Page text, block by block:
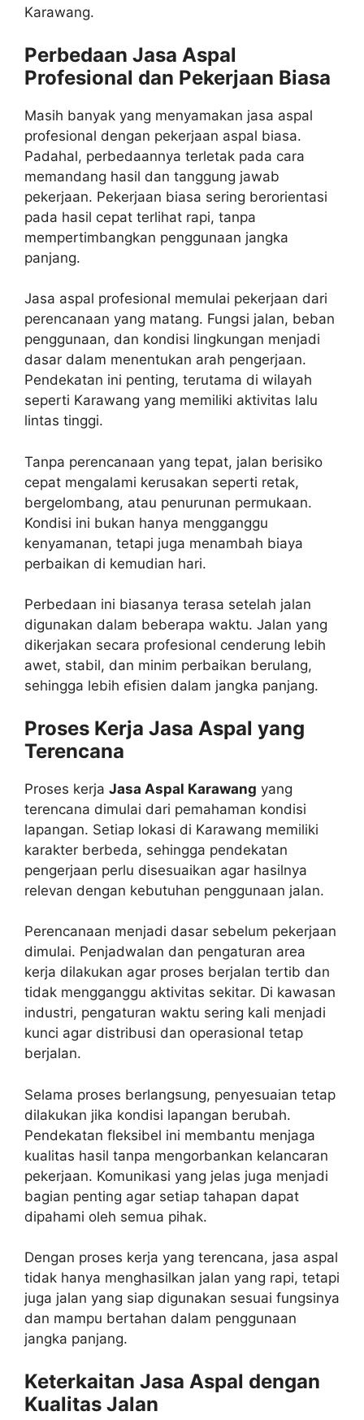
Karawang.
Perbedaan Jasa Aspal
Profesional dan Pekerjaan Biasa
Masih banyak yang menyamakan jasa aspal
profesional dengan pekerjaan aspal biasa.
Padahal, perbedaannya terletak pada cara
memandang hasil dan tanggung jawab
pekerjaan. Pekerjaan biasa sering berorientasi
pada hasil cepat terlihat rapi, tanpa
mempertimbangkan penggunaan jangka
panjang.
Jasa aspal profesional memulai pekerjaan dari
perencanaan yang matang. Fungsi jalan, beban
penggunaan, dan kondisi lingkungan menjadi
dasar dalam menentukan arah pengerjaan.
Pendekatan ini penting, terutama di wilayah
seperti Karawang yang memiliki aktivitas lalu
lintas tinggi.
Tanpa perencanaan yang tepat, jalan berisiko
cepat mengalami kerusakan seperti retak,
bergelombang, atau penurunan permukaan.
Kondisi ini bukan hanya mengganggu
kenyamanan, tetapi juga menambah biaya
perbaikan di kemudian hari.
Perbedaan ini biasanya terasa setelah jalan
digunakan dalam beberapa waktu. Jalan yang
dikerjakan secara profesional cenderung lebih
awet, stabil, dan minim perbaikan berulang,
sehingga lebih efisien dalam jangka panjang.
Proses Kerja Jasa Aspal yang
Terencana
Proses kerja Jasa Aspal Karawang yang
terencana dimulai dari pemahaman kondisi
lapangan. Setiap lokasi di Karawang memiliki
karakter berbeda, sehingga pendekatan
pengerjaan perlu disesuaikan agar hasilnya
relevan dengan kebutuhan penggunaan jalan.
Perencanaan menjadi dasar sebelum pekerjaan
dimulai. Penjadwalan dan pengaturan area
kerja dilakukan agar proses berjalan tertib dan
tidak mengganggu aktivitas sekitar. Di kawasan
industri, pengaturan waktu sering kali menjadi
kunci agar distribusi dan operasional tetap
berjalan.
Selama proses berlangsung, penyesuaian tetap
dilakukan jika kondisi lapangan berubah.
Pendekatan fleksibel ini membantu menjaga
kualitas hasil tanpa mengorbankan kelancaran
pekerjaan. Komunikasi yang jelas juga menjadi
bagian penting agar setiap tahapan dapat
dipahami oleh semua pihak.
Dengan proses kerja yang terencana, jasa aspal
tidak hanya menghasilkan jalan yang rapi, tetapi
juga jalan yang siap digunakan sesuai fungsinya
dan mampu bertahan dalam penggunaan
jangka panjang.
Keterkaitan Jasa Aspal dengan
Kualitas Jalan